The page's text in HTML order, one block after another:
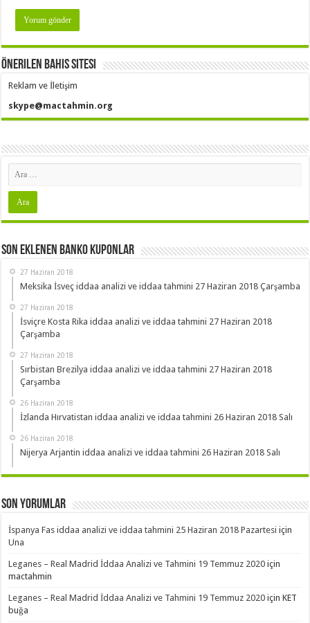
Önerilen Bahis Sitesi
Reklam ve İletişim
skype@mactahmin.org
Son Eklenen Banko Kuponlar
27 Haziran 2018
Meksika İsveç iddaa analizi ve iddaa tahmini 27 Haziran 2018 Çarşamba
27 Haziran 2018
İsviçre Kosta Rika iddaa analizi ve iddaa tahmini 27 Haziran 2018
Çarşamba
27 Haziran 2018
Sırbistan Brezilya iddaa analizi ve iddaa tahmini 27 Haziran 2018
Çarşamba
26 Haziran 2018
İzlanda Hırvatistan iddaa analizi ve iddaa tahmini 26 Haziran 2018 Salı
26 Haziran 2018
Nijerya Arjantin iddaa analizi ve iddaa tahmini 26 Haziran 2018 Salı
Son Yorumlar
İspanya Fas iddaa analizi ve iddaa tahmini 25 Haziran 2018 Pazartesi için
Una
Leganes – Real Madrid İddaa Analizi ve Tahmini 19 Temmuz 2020 için
mactahmin
Leganes – Real Madrid İddaa Analizi ve Tahmini 19 Temmuz 2020 içinKET
buğa